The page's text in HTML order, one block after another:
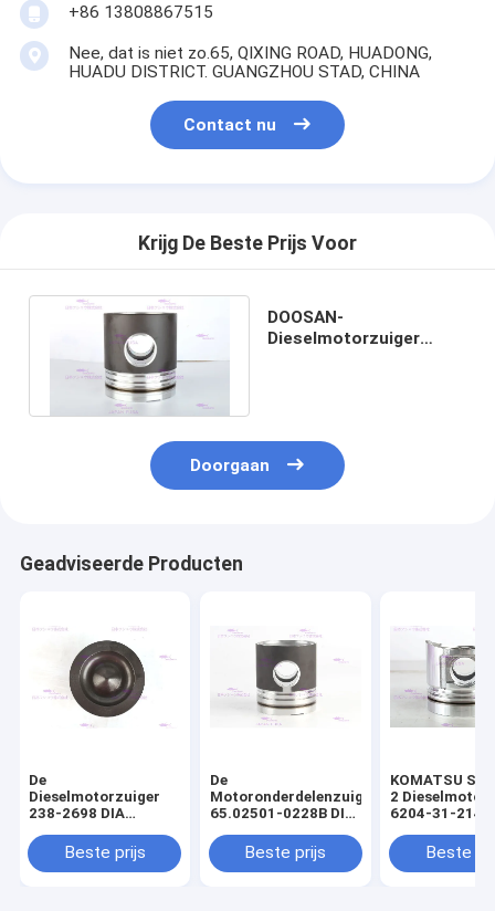
+86 13808867515
Nee, dat is niet zo.65, QIXING ROAD, HUADONG,
HUADU DISTRICT. GUANGZHOU STAD, CHINA
Contact nu
Krijg De Beste Prijs Voor
DOOSAN-
Dieselmotorzuiger
Doorgaan
Geadviseerde Producten
De
Dieselmotorzuiger
238-2698 DIA
CATERPILLARR C7
Beste prijs
De
Motoronderdelenzuiger
65.02501-0228B DIA
DE08TBeste prijs
KOMATSU
2
6204-31-2141
Beste